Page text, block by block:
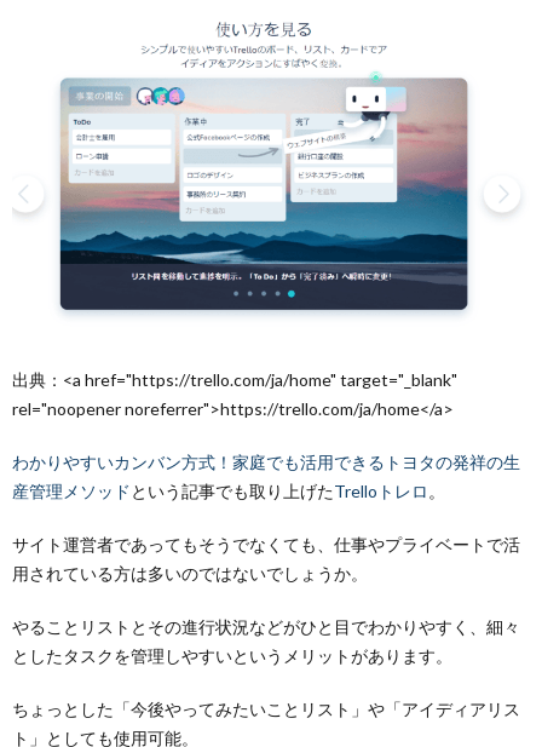
Figma
フィ
出典：<a href="https://trello.com/ja/home" target="_blank"
rel="noopener noreferrer">https://trello.com/ja/home</a>
わかりやすいカンバン方式！家庭でも活用できるトヨタの発祥の生
産管理メソッド という記事でも取り上げたTrelloトレロ 。
サイト運営者であってもそうでなくても、仕事やプライベートで活
用されている方は多いのではないでしょうか。
やることリストとその進行状況などがひと目でわかりやすく、細々
としたタスクを管理しやすいというメリットがあります。
ちょっとした「今後やってみたいことリスト」や「アイディアリス
ト」としても使用可能。